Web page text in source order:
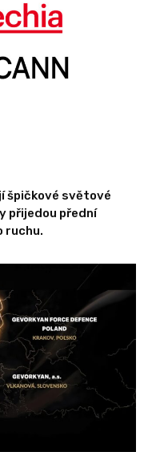
špičkové světové
přijedou přední
ruchu.